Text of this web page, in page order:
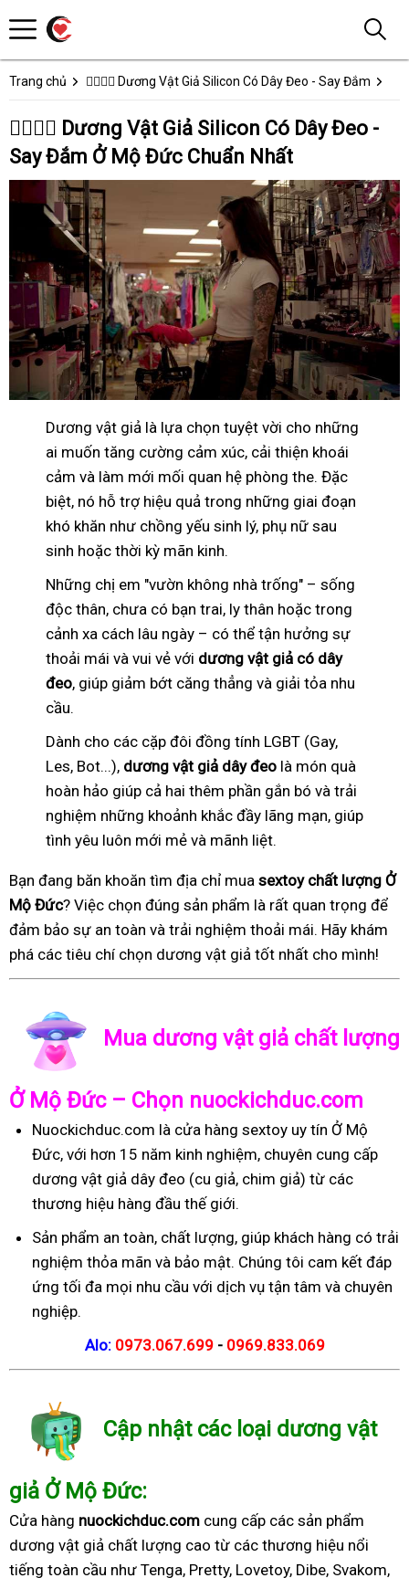
Trang chủ 👩‍❤️‍💋‍👨 Dương Vật Giả Silicon Có Dây Đeo - Say Đắm
👩‍❤️‍💋‍👨 Dương Vật Giả Silicon Có Dây Đeo -
Say Đắm Ở Mộ Đức Chuẩn Nhất
Dương vật giả là lựa chọn tuyệt vời cho những
ai muốn tăng cường cảm xúc, cải thiện khoái
cảm và làm mới mối quan hệ phòng the. Đặc
biệt, nó hỗ trợ hiệu quả trong những giai đoạn
khó khăn như chồng yếu sinh lý, phụ nữ sau
sinh hoặc thời kỳ mãn kinh.
Những chị em "vườn không nhà trống" – sống
độc thân, chưa có bạn trai, ly thân hoặc trong
cảnh xa cách lâu ngày – có thể tận hưởng sự
thoải mái và vui vẻ với dương vật giả có dây
đeo, giúp giảm bớt căng thẳng và giải tỏa nhu
cầu.
Dành cho các cặp đôi đồng tính LGBT (Gay,
Les, Bot...), dương vật giả dây đeo là món quà
hoàn hảo giúp cả hai thêm phần gắn bó và trải
nghiệm những khoảnh khắc đầy lãng mạn, giúp
tình yêu luôn mới mẻ và mãnh liệt.
Bạn đang băn khoăn tìm địa chỉ mua sextoy chất lượng Ở
Mộ Đức? Việc chọn đúng sản phẩm là rất quan trọng để
đảm bảo sự an toàn và trải nghiệm thoải mái. Hãy khám
phá các tiêu chí chọn dương vật giả tốt nhất cho mình!
Mua dương vật giả chất lượng
Ở Mộ Đức – Chọn nuockichduc.com
Nuockichduc.com là cửa hàng sextoy uy tín Ở Mộ
Đức, với hơn 15 năm kinh nghiệm, chuyên cung cấp
dương vật giả dây đeo (cu giả, chim giả) từ các
thương hiệu hàng đầu thế giới.
Sản phẩm an toàn, chất lượng, giúp khách hàng có trải
nghiệm thỏa mãn và bảo mật. Chúng tôi cam kết đáp
ứng tối đa mọi nhu cầu với dịch vụ tận tâm và chuyên
nghiệp.
Alo:0973.067.699 - 0969.833.069
Cập nhật các loại dương vật
giả Ở Mộ Đức:
Cửa hàng nuockichduc.com cung cấp các sản phẩm
dương vật giả chất lượng cao từ các thương hiệu nổi
tiếng toàn cầu như Tenga, Pretty, Lovetoy, Dibe, Svakom,